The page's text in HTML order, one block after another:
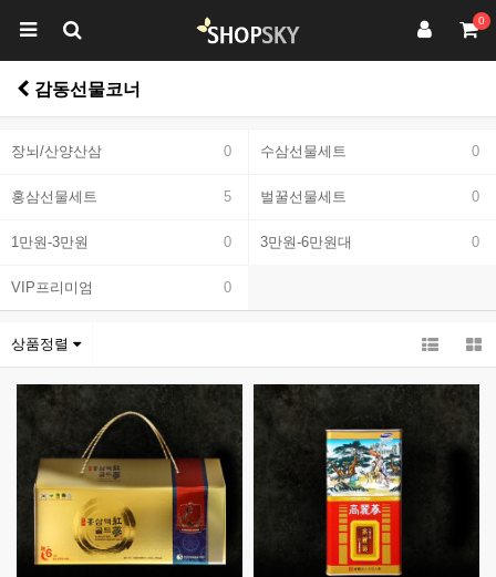
0
감동선물코너
장뇌/산양산삼 0 수삼선물세트 0
홍삼선물세트 5 벌꿀선물세트 0
1만원-3만원 0 3만원-6만원대 0
VIP프리미엄 0
상품정렬